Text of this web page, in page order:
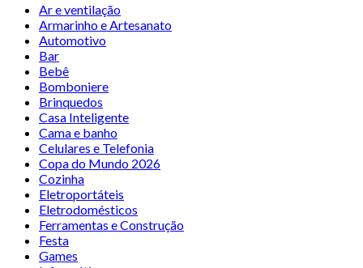
Ar e ventilação
Armarinho e Artesanato
Automotivo
Bar
Bebê
Bomboniere
Brinquedos
Casa Inteligente
Cama e banho
Celulares e Telefonia
Copa do Mundo 2026
Cozinha
Eletroportáteis
Eletrodomésticos
Ferramentas e Construção
Festa
Games